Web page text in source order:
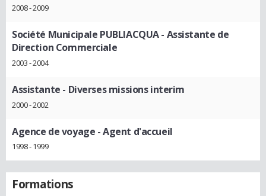
2008 - 2009
Société Municipale PUBLIACQUA- Assistante de
Direction Commerciale
2003 - 2004
Assistante - Diverses missions interim
2000 - 2002
Agence de voyage - Agent d'accueil
1998 - 1999
Formations